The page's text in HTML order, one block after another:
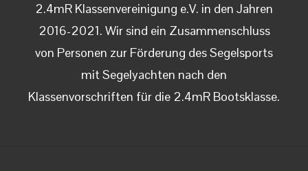
2.4mR Klassenvereinigung e.V. in den Jahren
2016-2021. Wir sind ein Zusammenschluss
von Personen zur Förderung des Segelsports
mit Segelyachten nach den
Klassenvorschriften für die 2.4mR Bootsklasse.